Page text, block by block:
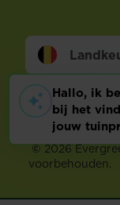
Footer
Wettelijke
Privacy en
©2026
voorbehouden.